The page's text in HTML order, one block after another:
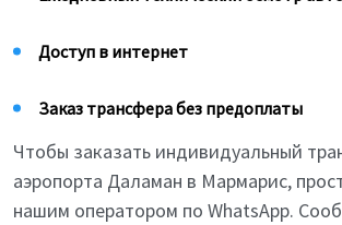
Доступ в интернет
Заказ трансфера без предоплаты
Чтобы заказать индивидуальный
аэропорта Даламан в Мармарис,
нашим оператором по WhatsApp.